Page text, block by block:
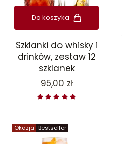
Do koszyka
Szklanki do whisky i
drinków, zestaw 12
szklanek
Cena
95,00 zł
Okazja Bestseller